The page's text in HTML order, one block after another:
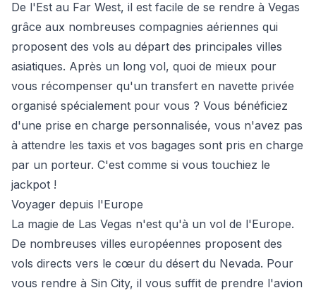
De l'Est au Far West, il est facile de se rendre à Vegas
grâce aux nombreuses compagnies aériennes qui
proposent des vols au départ des principales villes
asiatiques. Après un long vol, quoi de mieux pour
vous récompenser qu'un transfert en navette privée
organisé spécialement pour vous ? Vous bénéficiez
d'une prise en charge personnalisée, vous n'avez pas
à attendre les taxis et vos bagages sont pris en charge
par un porteur. C'est comme si vous touchiez le
jackpot !
Voyager depuis l'Europe
La magie de Las Vegas n'est qu'à un vol de l'Europe.
De nombreuses villes européennes proposent des
vols directs vers le cœur du désert du Nevada. Pour
vous rendre à Sin City, il vous suffit de prendre l'avion